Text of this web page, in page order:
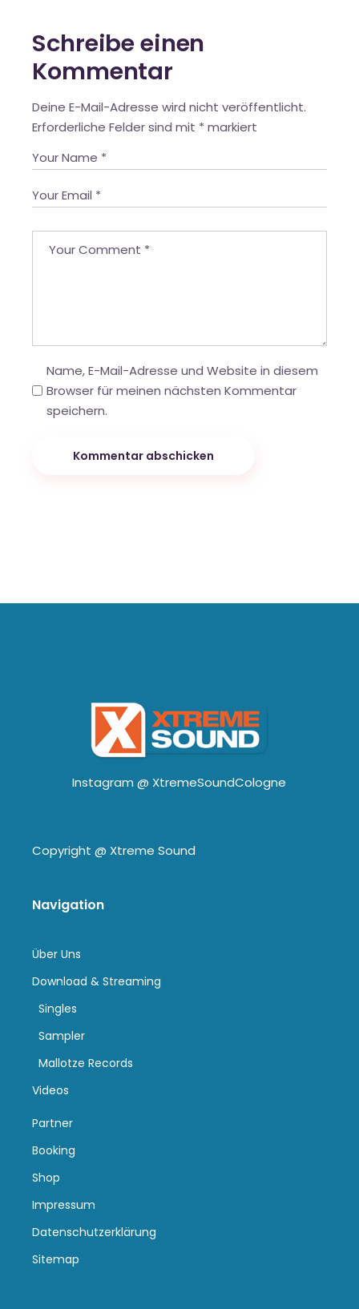
Schreibe einen
Kommentar
Deine E-Mail-Adresse wird nicht veröffentlicht.
Erforderliche Felder sind mit * markiert
Name, E-Mail-Adresse und Website in diesem
Browser für meinen nächsten Kommentar
speichern.
Kommentar abschicken
Instagram @ XtremeSoundCologne
Copyright @ Xtreme Sound
Navigation
Über Uns
Download & Streaming
Singles
Sampler
Mallotze Records
Videos
Partner
Booking
Shop
Impressum
Datenschutzerklärung
Sitemap